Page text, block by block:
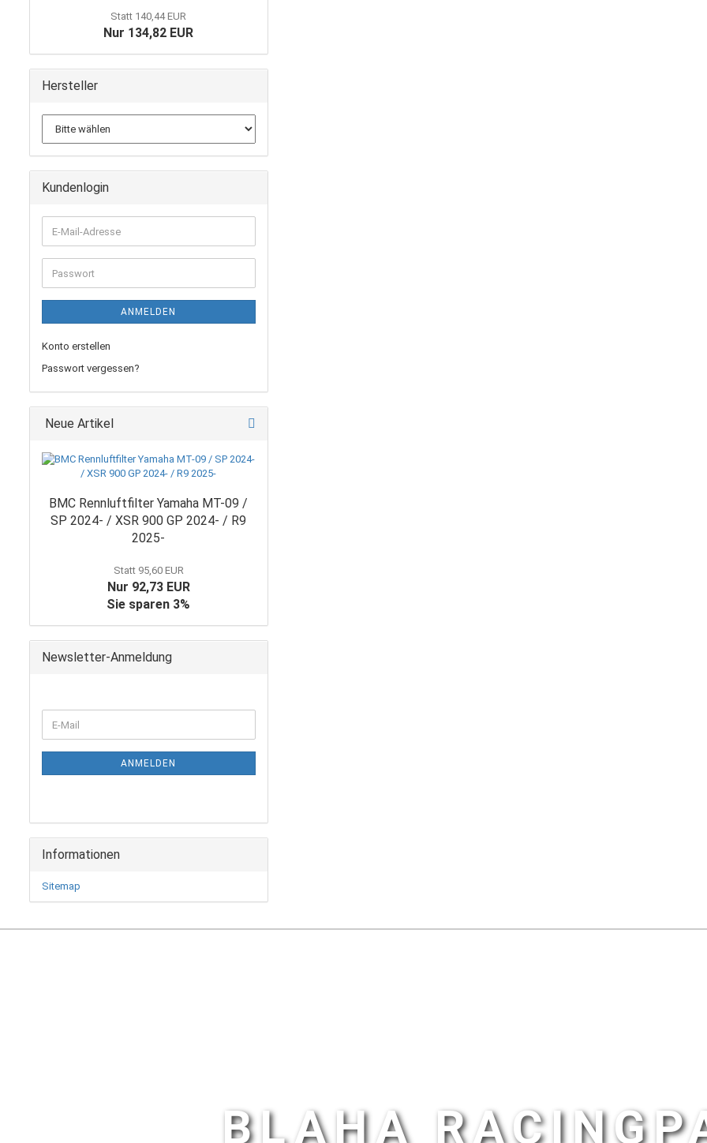
Statt 140,44 EUR
Nur 134,82 EUR
Hersteller
Kundenlogin
E-
Mail-
Adresse
Passwort
ANMELDEN
Konto erstellen
Passwort vergessen?
Neue Artikel
BMC Rennluftfilter Yamaha MT-09 /
SP 2024- / XSR 900 GP 2024- / R9
2025-
Statt 95,60 EUR
Nur 92,73 EUR
Sie sparen 3%
Newsletter-Anmeldung
ZUR
E-
Mail
ANMELDEN
Informationen
Sitemap
BLAHA